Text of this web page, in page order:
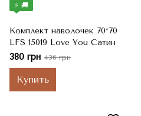
⚡ 🚚
Комплект наволочек 70*70
LFS 15019 Love You Сатин
380 грн 436 грн
Купить